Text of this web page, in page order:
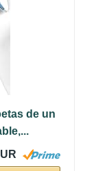
de un